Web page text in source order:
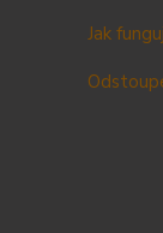
Jak